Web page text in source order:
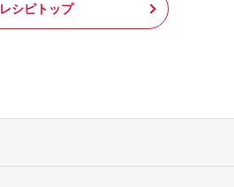
レシピトップ